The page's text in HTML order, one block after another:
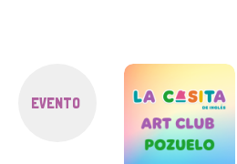
EVENTO